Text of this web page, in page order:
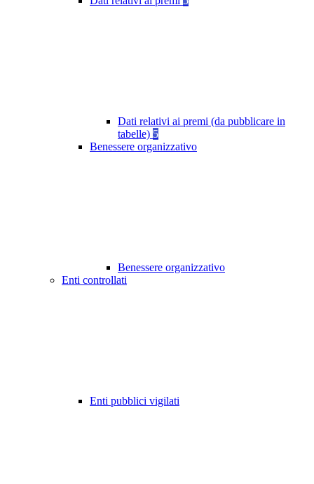
Dati relativi ai premi (da pubblicare in
tabelle) 5
Benessere organizzativo
Benessere organizzativo
Enti controllati
Enti pubblici vigilati